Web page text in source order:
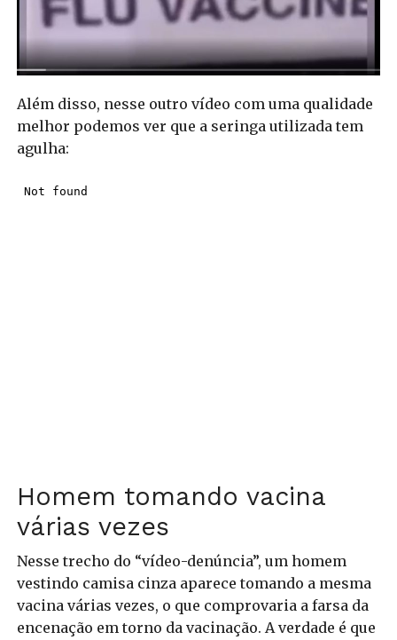
Além disso, nesse outro vídeo com uma qualidade
melhor podemos ver que a seringa utilizada tem
agulha:
Homem tomando vacina
várias vezes
Nesse trecho do “vídeo-denúncia”, um homem
vestindo camisa cinza aparece tomando a mesma
vacina várias vezes, o que comprovaria a farsa da
encenação em torno da vacinação. A verdade é que